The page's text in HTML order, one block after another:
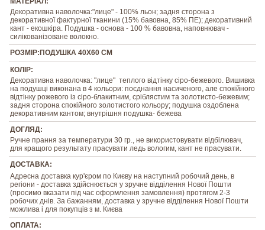
Декоративна наволочка:"лице" - 100% льон; задня сторона з
декоративної фактурної тканини (15% бавовна, 85% ПЕ); декоративний
кант - екошкіра. Подушка - основа - 100 % бавовна, наповнювач -
силікованізоване волокно.
РОЗМІР:ПОДУШКА 40Х60 СМ
КОЛІР:
Декоративна наволочка: "лице" теплого відтінку сіро-бежевого. Вишивка
на подушці виконана в 4 кольори: поєднання насиченого, але спокійного
відтінку рожевого із сіро-блакитним, сріблястим та золотисто-бежевим;
задня сторона спокійного золотистого кольору; подушка оздоблена
декоративним кантом; внутрішня подушка- бежева
ДОГЛЯД:
Ручне прання за температури 30 гр., не використовувати відбілювач,
для кращого результату прасувати ледь вологим, кант не прасувати.
ДОСТАВКА:
Адресна доставка кур'єром по Києву на наступний робочий день, в
регіони - доставка здійснюється у зручне відділення Нової Пошти
(просимо вказати під час оформлення замовлення) протягом 2-3
робочих днів. За бажанням, доставка у зручне відділення Нової Пошти
можлива і для покупців з м. Києва
ОПЛАТА: